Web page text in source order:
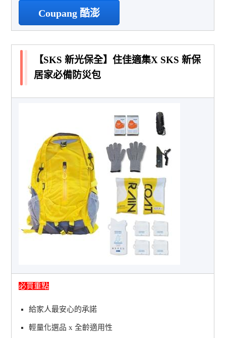
Coupang 酷澎
【SKS 新光保全】住佳適集X SKS 新保
居家必備防災包
必買重點
給家人最安心的承諾
輕量化選品 x 全齡適用性